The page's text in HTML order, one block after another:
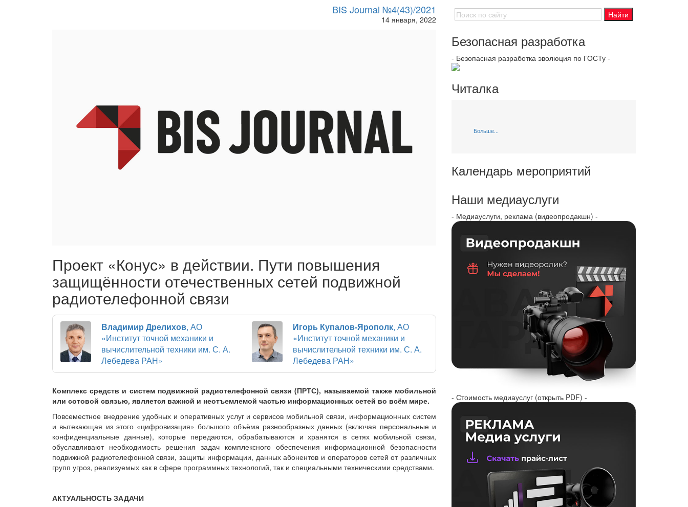
BIS Journal №4(43)/2021
14 января, 2022
Проект «Конус» в действии. Пути повышения
защищённости отечественных сетей подвижной
радиотелефонной связи
Владимир Дрелихов, АО
«Институт точной механики и
вычислительной техники им. С. А.
Лебедева РАН»
Игорь Купалов-Ярополк, АО
«Институт точной механики и
вычислительной техники им. С. А.
Лебедева РАН»
Комплекс средств и систем подвижной радиотелефонной связи (ПРТС), называемой также мобильной
или сотовой связью, является важной и неотъемлемой частью информационных сетей во всём мире.
Повсеместное внедрение удобных и оперативных услуг и сервисов мобильной связи, информационных систем
и вытекающая из этого «цифровизация» большого объёма разнообразных данных (включая персональные и
конфиденциальные данные), которые передаются, обрабатываются и хранятся в сетях мобильной связи,
обуславливают необходимость решения задач комплексного обеспечения информационной безопасности
подвижной радиотелефонной связи, защиты информации, данных абонентов и операторов сетей от различных
групп угроз, реализуемых как в сфере программных технологий, так и специальными техническими средствами.
АКТУАЛЬНОСТЬ ЗАДАЧИ
Безопасная разработка
- Безопасная разработка эволюция по ГОСТу -
Читалка
Больше...
Календарь мероприятий
Наши медиауслуги
- Медиауслуги, реклама (видеопродакшн) -
- Стоимость медиауслуг (открыть PDF) -